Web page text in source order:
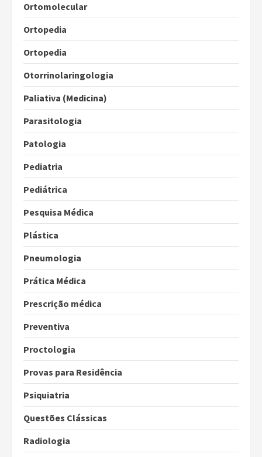
Ortomolecular
Ortopedia
Ortopedia
Otorrinolaringologia
Paliativa (Medicina)
Parasitologia
Patologia
Pediatria
Pediátrica
Pesquisa Médica
Plástica
Pneumologia
Prática Médica
Prescrição médica
Preventiva
Proctologia
Provas para Residência
Psiquiatria
Questões Clássicas
Radiologia